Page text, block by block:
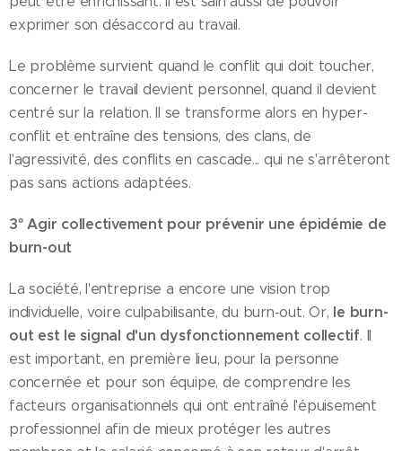
exprimer son désaccord au travail.
Le problème survient quand le conflit qui doit toucher,
concerner le travail devient personnel, quand il devient
centré sur la relation. Il se transforme alors en hyper-
conflit et entraîne des tensions, des clans, de
l'agressivité, des conflits en cascade... qui ne s'arrêteront
pas sans actions adaptées.
3° Agir collectivement pour prévenir une épidémie de
burn-out
La société, l'entreprise a encore une vision trop
individuelle, voire culpabilisante, du burn-out. Or, le burn-
out est le signal d'un dysfonctionnement collectif. Il
est important, en première lieu, pour la personne
concernée et pour son équipe, de comprendre les
facteurs organisationnels qui ont entraîné l'épuisement
professionnel afin de mieux protéger les autres